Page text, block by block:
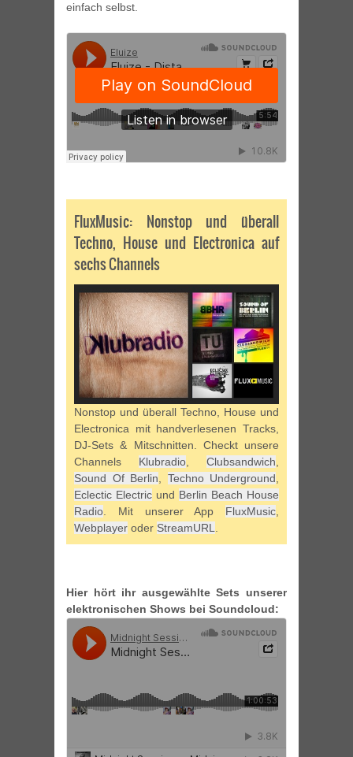
einfach selbst.
FluxMusic: Nonstop und überall
Techno, House und Electronica auf
sechs Channels
Nonstop und überall Techno, House und
Electronica mit handverlesenen Tracks,
DJ-Sets & Mitschnitten. Checkt unsere
Channels Klubradio Clubsandwich
Sound Of Berlin
Techno Underground
Eclectic Electric und Berlin Beach House
Radio . Mit unserer App FluxMusic
Webplayer oder StreamURL
Hier hört ihr ausgewählte Sets unserer
elektronischen Shows bei Soundcloud: